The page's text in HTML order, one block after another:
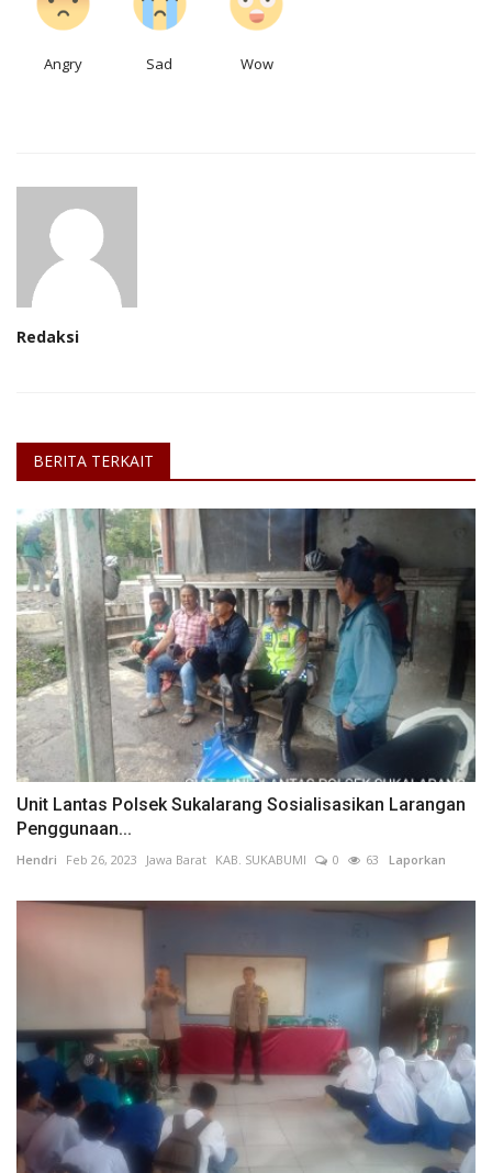
Angry Sad Wow
Redaksi
BERITA TERKAIT
Unit Lantas Polsek Sukalarang Sosialisasikan Larangan
Penggunaan...
Hendri Feb 26, 2023 Jawa Barat KAB. SUKABUMI 0 63 Laporkan